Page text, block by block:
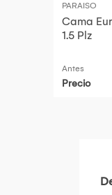
PARAISO
Cama
1.5 Plz
Antes
Precio